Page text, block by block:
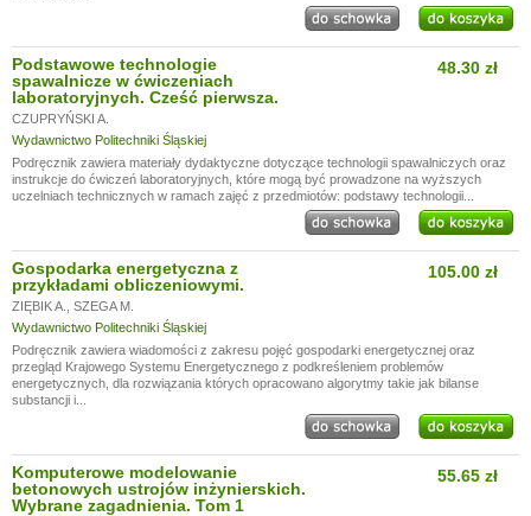
Podstawowe technologie
spawalnicze w ćwiczeniach
laboratoryjnych. Cześć pierwsza.
CZUPRYŃSKI A.
Wydawnictwo Politechniki Śląskiej
48.30 zł
Podręcznik zawiera materiały dydaktyczne dotyczące technologii spawalniczych oraz
instrukcje do ćwiczeń laboratoryjnych, które mogą być prowadzone na wyższych
uczelniach technicznych w ramach zajęć z przedmiotów: podstawy technologii...
Gospodarka energetyczna z
przykładami obliczeniowymi.
ZIĘBIK A.
SZEGA M.
Wydawnictwo Politechniki Śląskiej
105.00 zł
Podręcznik zawiera wiadomości z zakresu pojęć gospodarki energetycznej oraz
przegląd Krajowego Systemu Energetycznego z podkreśleniem problemów
energetycznych, dla rozwiązania których opracowano algorytmy takie jak bilanse
substancji i...
Komputerowe modelowanie
betonowych ustrojów inżynierskich.
Wybrane zagadnienia. Tom 1
55.65 zł